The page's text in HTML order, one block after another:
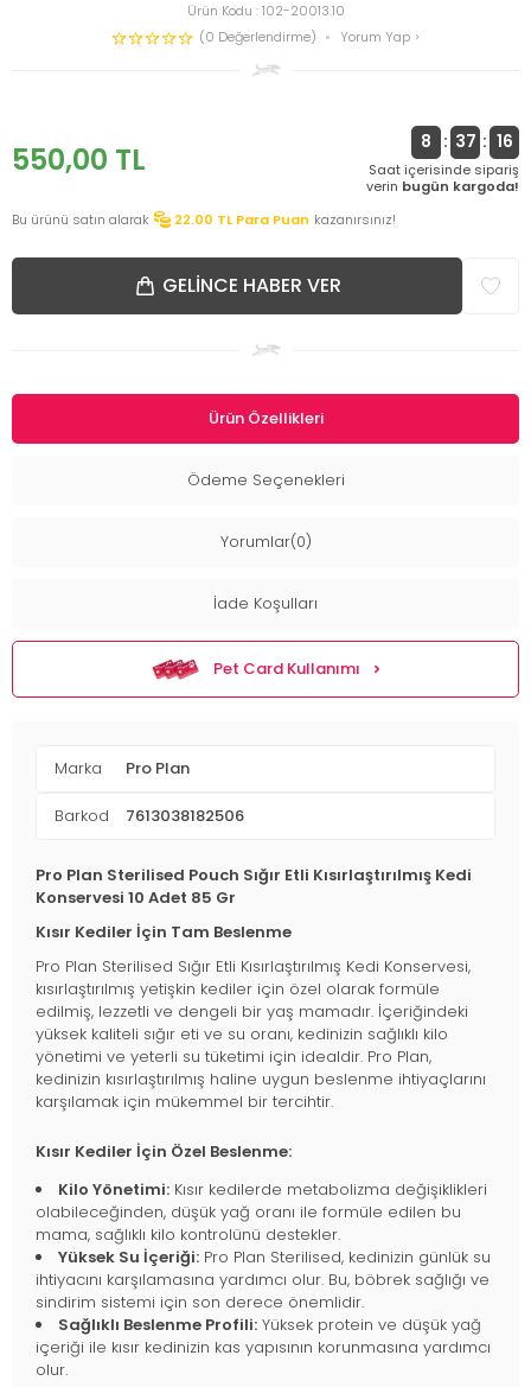
Ürün Kodu :102-20013.10
(0 Değerlendirme)
Yorum Yap
550,00 TL 8 : 37 : 16
Saat içerisinde sipariş
verin bugün kargoda!
Bu ürünü satın alarak
22.00 TL Para Puan kazanırsınız!
GELINCE HABER VER
Ürün Özellikleri
Ödeme Seçenekleri
Yorumlar(0)
İade Koşulları
Pet Card Kullanımı
Marka Pro Plan
Barkod 7613038182506
Pro Plan Sterilised Pouch Sığır Etli Kısırlaştırılmış Kedi
Konservesi 10 Adet 85 Gr
Kısır Kediler İçin Tam Beslenme
Pro Plan Sterilised Sığır Etli Kısırlaştırılmış Kedi Konservesi,
kısırlaştırılmış yetişkin kediler için özel olarak formüle
edilmiş, lezzetli ve dengeli bir yaş mamadır. İçeriğindeki
yüksek kaliteli sığır eti ve su oranı, kedinizin sağlıklı kilo
yönetimi ve yeterli su tüketimi için idealdir. Pro Plan,
kedinizin kısırlaştırılmış haline uygun beslenme ihtiyaçlarını
karşılamak için mükemmel bir tercihtir.
Kısır Kediler İçin Özel Beslenme:
Kilo Yönetimi: Kısır kedilerde metabolizma değişiklikleri
olabileceğinden, düşük yağ oranı ile formüle edilen bu
mama, sağlıklı kilo kontrolünü destekler.
Yüksek Su İçeriği: Pro Plan Sterilised, kedinizin günlük su
ihtiyacını karşılamasına yardımcı olur. Bu, böbrek sağlığı ve
sindirim sistemi için son derece önemlidir.
Sağlıklı Beslenme Profili: Yüksek protein ve düşük yağ
içeriği ile kısır kedinizin kas yapısının korunmasına yardımcı
olur.